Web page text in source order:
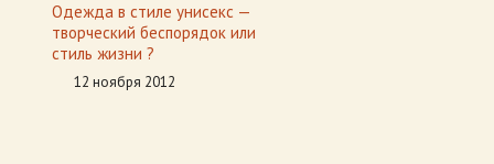
Одежда в стиле унисекс —
творческий беспорядок или
стиль жизни ?
12 ноября 2012